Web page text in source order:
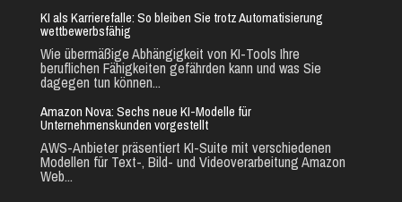
KI als Karrierefalle: So bleiben Sie trotz Automatisierung
wettbewerbsfähig
Wie übermäßige Abhängigkeit von KI-Tools Ihre
beruflichen Fähigkeiten gefährden kann und was Sie
dagegen tun können...
Amazon Nova: Sechs neue KI-Modelle für
Unternehmenskunden vorgestellt
AWS-Anbieter präsentiert KI-Suite mit verschiedenen
Modellen für Text-, Bild- und Videoverarbeitung Amazon
Web...